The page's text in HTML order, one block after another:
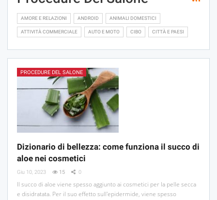
AMORE E RELAZIONI ANDROID ANIMALI DOMESTICI
ATTIVITÀ COMMERCIALE AUTO E MOTO CIBO CITTÀ E PAESI
PROCEDURE DEL SALONE
Dizionario di bellezza: come funziona il succo di
aloe nei cosmetici
Giu 10, 2023 15 0
Il succo di aloe viene spesso aggiunto ai cosmetici per la pelle secca
e disidratata. Per il suo effetto sull'epidermide, viene spesso